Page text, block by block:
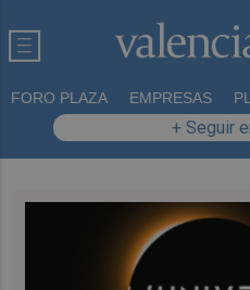
FORO PLAZA EMPRESAS
+ Seguir